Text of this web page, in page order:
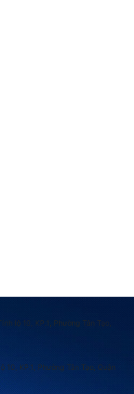
lộ 10, KP.1, Phường Tân Tạo,
10, KP.1, Phường Tân Tạo, Quận